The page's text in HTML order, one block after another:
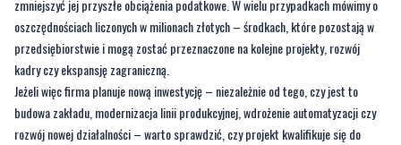
zmniejszyć jej przyszłe obciążenia podatkowe. W wielu przypadkach mówimy o
oszczędnościach liczonych w milionach złotych – środkach, które pozostają w
przedsiębiorstwie i mogą zostać przeznaczone na kolejne projekty, rozwój
kadry czy ekspansję zagraniczną.
Jeżeli więc firma planuje nową inwestycję – niezależnie od tego, czy jest to
budowa zakładu, modernizacja linii produkcyjnej, wdrożenie automatyzacji czy
rozwój nowej działalności – warto sprawdzić, czy projekt kwalifikuje się do